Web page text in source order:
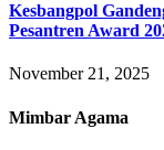
Kesbangpol
Pesantren Award
November 21, 2025
Mimbar Agama